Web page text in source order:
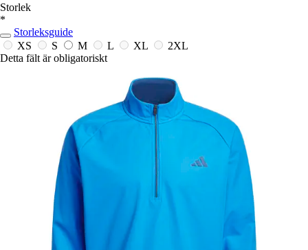
Storlek
*
Storleksguide
XS
S M L XL
2XL
Detta fält är obligatoriskt